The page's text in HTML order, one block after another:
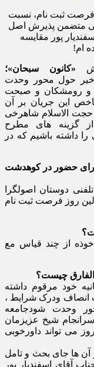
فرصت ثبت نام، نسبت
متضمن پذیرش اصل
پور مقایسه
ام!
«کانون سبحان»؛
حول محور وحدت
و رومشکان و صبحت
این جریان بر آن
الاسلام شاهرخی
گزینه های مطرح
داشته باشیم که در
برای حضور در کوهدشت
دوستان اصولگرا
روز فرصت ثبت نام
از چند قیاس مع
الفارق چیست؟
خود مرقوم داشته
انصاف ودرک شرایط ،
وحدت شودجامعه
سرانجام شیخ عزیزمان
می تواند داورخوبی
آن ها جای بحث و تامل
آقای اسفندیار پور